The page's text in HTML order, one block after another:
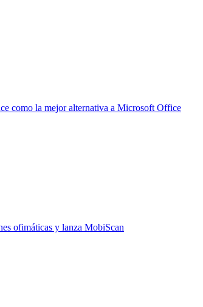
como la mejor alternativa a Microsoft Office
ofimáticas y lanza MobiScan